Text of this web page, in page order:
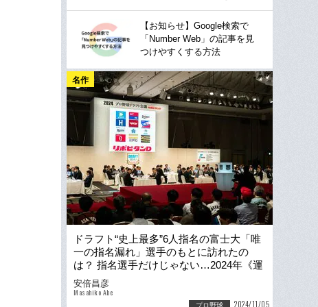
【お知らせ】Google検索で
「Number Web」の記事を見
つけやすくする方法
名作
ドラフト“史上最多”6人指名の富士大「唯
一の指名漏れ」選手のもとに訪れたの
は？ 指名選手だけじゃない…2024年《運
命のドラフト会議》その後の物語
安倍昌彦
Masahiko Abe
プロ野球 2024/11/05